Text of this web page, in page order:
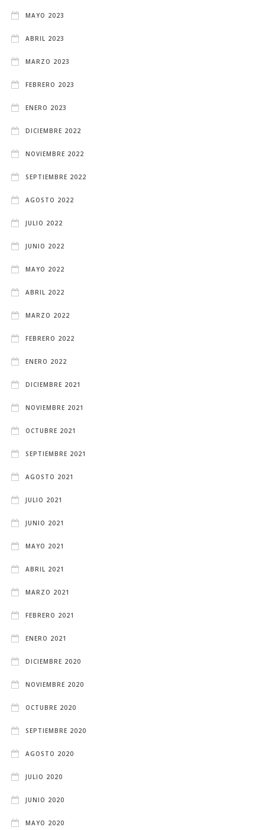
MAYO 2023
ABRIL 2023
MARZO 2023
FEBRERO 2023
ENERO 2023
DICIEMBRE 2022
NOVIEMBRE 2022
SEPTIEMBRE 2022
AGOSTO 2022
JULIO 2022
JUNIO 2022
MAYO 2022
ABRIL 2022
MARZO 2022
FEBRERO 2022
ENERO 2022
DICIEMBRE 2021
NOVIEMBRE 2021
OCTUBRE 2021
SEPTIEMBRE 2021
AGOSTO 2021
JULIO 2021
JUNIO 2021
MAYO 2021
ABRIL 2021
MARZO 2021
FEBRERO 2021
ENERO 2021
DICIEMBRE 2020
NOVIEMBRE 2020
OCTUBRE 2020
SEPTIEMBRE 2020
AGOSTO 2020
JULIO 2020
JUNIO 2020
MAYO 2020